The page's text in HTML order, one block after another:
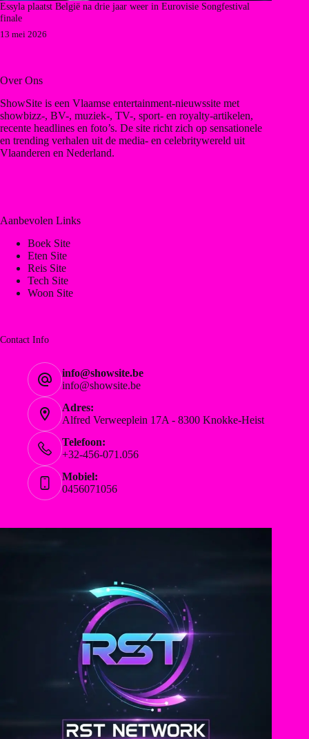
Essyla plaatst België na drie jaar weer in Eurovisie Songfestival
finale
13 mei 2026
Over Ons
ShowSite is een Vlaamse entertainment-nieuwssite met
showbizz-, BV-, muziek-, TV-, sport- en royalty-artikelen,
recente headlines en foto’s. De site richt zich op sensationele
en trending verhalen uit de media- en celebritywereld uit
Vlaanderen en Nederland.
Aanbevolen Links
Boek Site
Eten Site
Reis Site
Tech Site
Woon Site
Contact Info
info@showsite.be
info@showsite.be
Adres:
Alfred Verweeplein 17A - 8300 Knokke-Heist
Telefoon:
+32-456-071.056
Mobiel:
0456071056